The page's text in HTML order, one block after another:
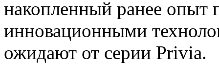
накопленный ранее опыт
инновационными
ожидают от серии Privia.